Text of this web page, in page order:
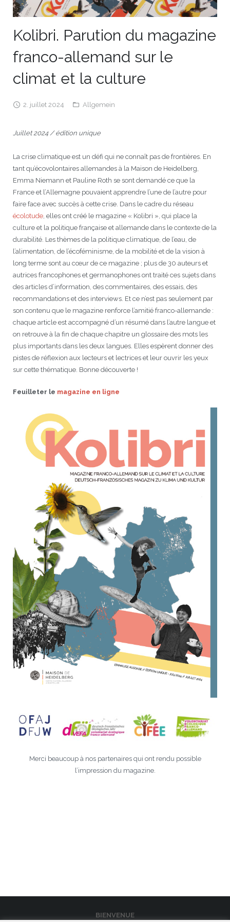
Niveaux de base
Perfectionnement
Cours enfants / ados
Cours particuliers
Tandem linguistique
Infos profs d’allemand
Matériel pédagogique
Infos pour les parents
Cercle de lecture
Onleihe – Prêt en ligne
écolotude
Conseil de mobilité
Opportunités
Inscription pour les classes françaises
Anmeldung für deutsche Klassen
Inscription à notre newsletter
Actualités
Notre équipe
Equipe de Montpellier
Jumelage Heidelberg / Montpellier
Partenaires institutionnels
Coopérations culturelles et pédagogiques
JEU
Les Mystères de Heidelberg
Kolibri. Parution du magazine
franco-allemand sur le
climat et la culture
2. juillet 2024 Allgemein
Juillet 2024 / édition unique
La crise climatique est un défi qui ne connaît pas de frontières. En
tant qu’écovolontaires allemandes à la Maison de Heidelberg,
Emma Niemann et Pauline Roth se sont demandé ce que la
France et l’Allemagne pouvaient apprendre l’une de l’autre pour
faire face avec succès à cette crise. Dans le cadre du réseau
écolotude, elles ont créé le magazine « Kolibri », qui place la
culture et la politique française et allemande dans le contexte de la
durabilité. Les thèmes de la politique climatique, de l’eau, de
l’alimentation, de l’écoféminisme, de la mobilité et de la vision à
long terme sont au cœur de ce magazine ; plus de 30 auteurs et
autrices francophones et germanophones ont traité ces sujets dans
des articles d’information, des commentaires, des essais, des
recommandations et des interviews. Et ce n’est pas seulement par
son contenu que le magazine renforce l’amitié franco-allemande :
chaque article est accompagné d’un résumé dans l’autre langue et
on retrouve à la fin de chaque chapitre un glossaire des mots les
plus importants dans les deux langues. Elles espèrent donner des
pistes de réflexion aux lecteurs et lectrices et leur ouvrir les yeux
sur cette thématique. Bonne découverte !
Feuilleter le magazine en ligne
Merci beaucoup à nos partenaires qui ont rendu possible
l’impression du magazine.
BIENVENUE